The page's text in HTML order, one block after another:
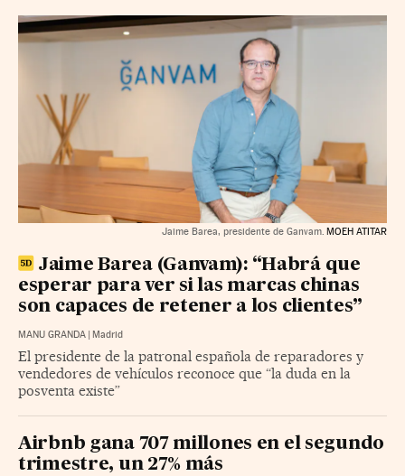
Jaime Barea, presidente de Ganvam. MOEH ATITAR
Jaime Barea (Ganvam): “Habrá que
esperar para ver si las marcas chinas
son capaces de retener a los clientes”
MANU GRANDA | Madrid
El presidente de la patronal española de reparadores y
vendedores de vehículos reconoce que “la duda en la
posventa existe”
Airbnb gana 707 millones en el segundo
trimestre, un 27% más